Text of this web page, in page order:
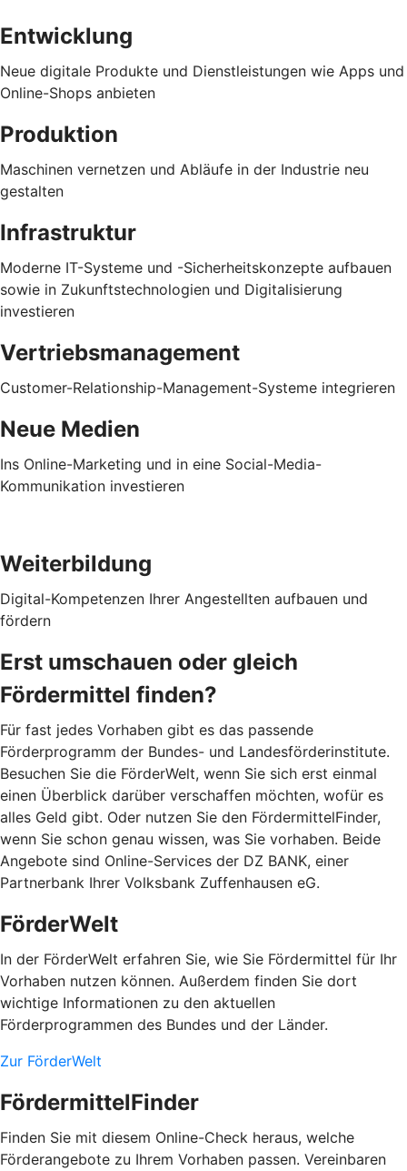
Entwicklung
Neue digitale Produkte und Dienstleistungen wie Apps und
Online-Shops anbieten
Produktion
Maschinen vernetzen und Abläufe in der Industrie neu
gestalten
Infrastruktur
Moderne IT-Systeme und -Sicherheitskonzepte aufbauen
sowie in Zukunftstechnologien und Digitalisierung
investieren
Vertriebsmanagement
Customer-Relationship-Management-Systeme integrieren
Neue Medien
Ins Online-Marketing und in eine Social-Media-
Kommunikation investieren
Weiterbildung
Digital-Kompetenzen Ihrer Angestellten aufbauen und
fördern
Erst umschauen oder gleich
Fördermittel finden?
Für fast jedes Vorhaben gibt es das passende
Förderprogramm der Bundes- und Landesförderinstitute.
Besuchen Sie die FörderWelt, wenn Sie sich erst einmal
einen Überblick darüber verschaffen möchten, wofür es
alles Geld gibt. Oder nutzen Sie den FördermittelFinder,
wenn Sie schon genau wissen, was Sie vorhaben. Beide
Angebote sind Online-Services der DZ BANK, einer
Partnerbank Ihrer Volksbank Zuffenhausen eG.
FörderWelt
In der FörderWelt erfahren Sie, wie Sie Fördermittel für Ihr
Vorhaben nutzen können. Außerdem finden Sie dort
wichtige Informationen zu den aktuellen
Förderprogrammen des Bundes und der Länder.
Zur FörderWelt
FördermittelFinder
Finden Sie mit diesem Online-Check heraus, welche
Förderangebote zu Ihrem Vorhaben passen. Vereinbaren